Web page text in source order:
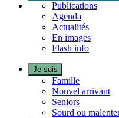
Publications
Agenda
Actualités
En images
Flash info
Je suis
Famille
Nouvel arrivant
Seniors
Sourd ou